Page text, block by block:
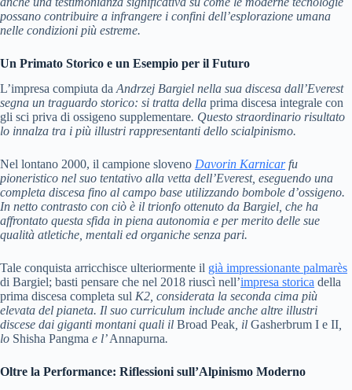
possano contribuire a infrangere i confini dell’esplorazione umana
nelle condizioni più estreme.
Un Primato Storico e un Esempio per il Futuro
L’impresa compiuta da Andrzej Bargiel nella sua discesa dall’Everest
segna un traguardo storico: si tratta della prima discesa integrale con
gli sci priva di ossigeno supplementare. Questo straordinario risultato
lo innalza tra i più illustri rappresentanti dello scialpinismo.
Nel lontano 2000, il campione sloveno Davorin Karnicarfu
pioneristico nel suo tentativo alla vetta dell’Everest, eseguendo una
completa discesa fino al campo base utilizzando bombole d’ossigeno.
In netto contrasto con ciò è il trionfo ottenuto da Bargiel, che ha
affrontato questa sfida in piena autonomia e per merito delle sue
qualità atletiche, mentali ed organiche senza pari.
Tale conquista arricchisce ulteriormente il già impressionante palmarès
di Bargiel; basti pensare che nel 2018 riuscì nell’impresa storica della
prima discesa completa sul K2 , considerata la seconda cima più
elevata del pianeta. Il suo curriculum include anche altre illustri
discese dai giganti montani quali il Broad Peak , il Gasherbrum I e II
lo Shisha Pangma e l’Annapurna.
Oltre la Performance: Riflessioni sull’Alpinismo Moderno